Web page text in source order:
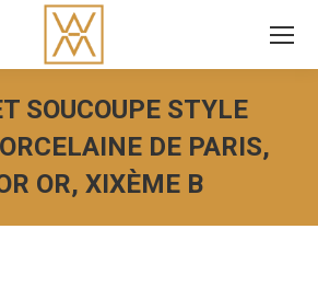
SOUCOUPE STYLE
DE PARIS,
OR, XIXÈME B
Vous êtes ici :